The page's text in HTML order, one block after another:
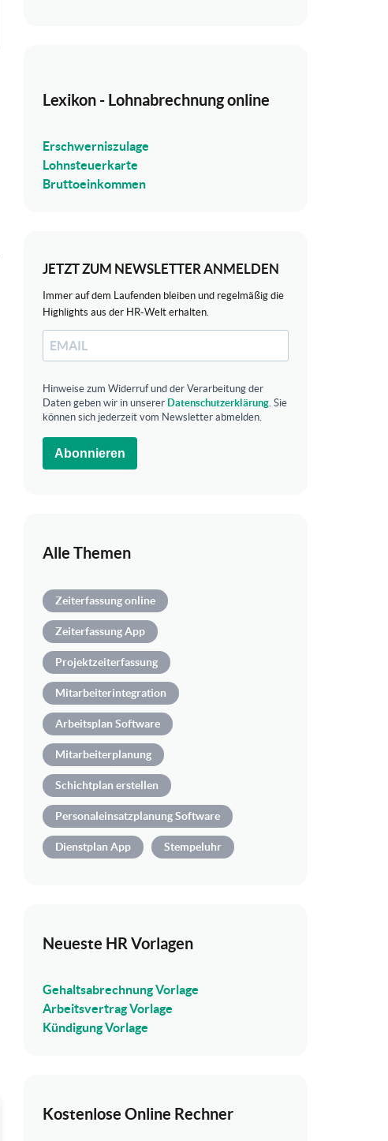
Lexikon - Lohnabrechnung online
Erschwerniszulage
Lohnsteuerkarte
Bruttoeinkommen
JETZT ZUM NEWSLETTER ANMELDEN
Immer auf dem Laufenden bleiben und regelmäßig die
Highlights aus der HR-Welt erhalten.
Hinweise zum Widerruf und der Verarbeitung der
Daten geben wir in unserer Datenschutzerklärung. Sie
können sich jederzeit vom Newsletter abmelden.
Abonnieren
Alle Themen
Zeiterfassung online
Zeiterfassung App
Projektzeiterfassung
Mitarbeiterintegration
Arbeitsplan Software
Mitarbeiterplanung
Schichtplan erstellen
Personaleinsatzplanung Software
Dienstplan App Stempeluhr
Neueste HR Vorlagen
Gehaltsabrechnung Vorlage
Arbeitsvertrag Vorlage
Kündigung Vorlage
Kostenlose Online Rechner